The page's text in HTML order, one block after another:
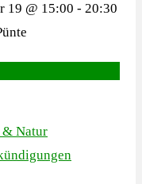
19 @ 15:00 - 20:30
& Natur